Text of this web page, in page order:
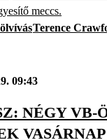
meccs.
Terence
09:43
NÉGY VB-